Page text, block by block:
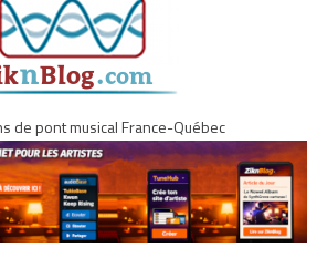
de pont musical France-Québec